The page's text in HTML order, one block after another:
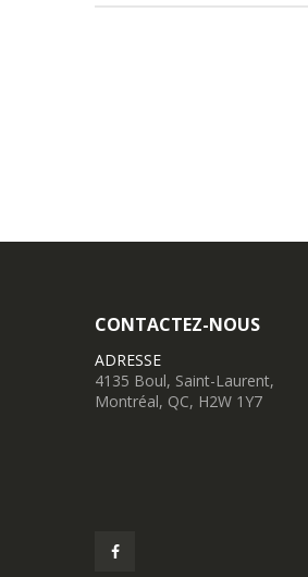
CONTACTEZ-NOUS
ADRESSE
4135 Boul, Saint-Laurent,
Montréal, QC, H2W 1Y7